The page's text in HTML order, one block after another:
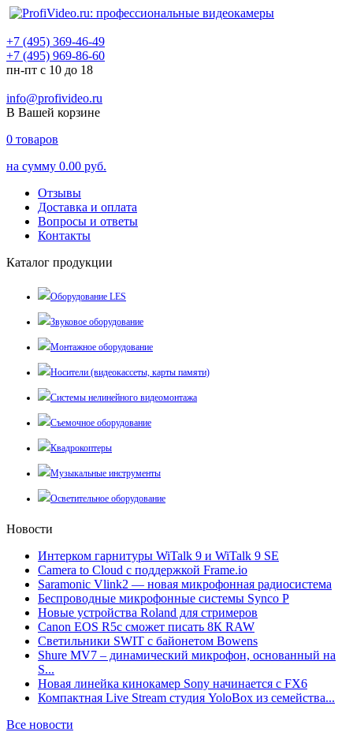
+7 (495) 369-46-49
+7 (495) 969-86-60
пн-пт с 10 до 18
info@profivideo.ru
В Вашей корзине
0 товаров
на сумму 0.00 руб.
Отзывы
Доставка и оплата
Вопросы и ответы
Контакты
Каталог продукции
Оборудование LES
Звуковое оборудование
Монтажное оборудование
Носители (видеокассеты, карты памяти)
Системы нелинейного видеомонтажа
Съемочное оборудование
Квадрокоптеры
Музыкальные инструменты
Осветительное оборудование
Новости
Интерком гарнитуры WiTalk 9 и WiTalk 9 SE
Camera to Cloud с поддержкой Frame.io
Saramonic Vlink2 — новая микрофонная радиосистема
Беспроводные микрофонные системы Synco P
Новые устройства Roland для стримеров
Canon EOS R5c сможет писать 8К RAW
Светильники SWIT с байонетом Bowens
Shure MV7 – динамический микрофон, основанный на
S...
Новая линейка кинокамер Sony начинается с FX6
Компактная Live Stream студия YoloBox из семейства...
Все новости